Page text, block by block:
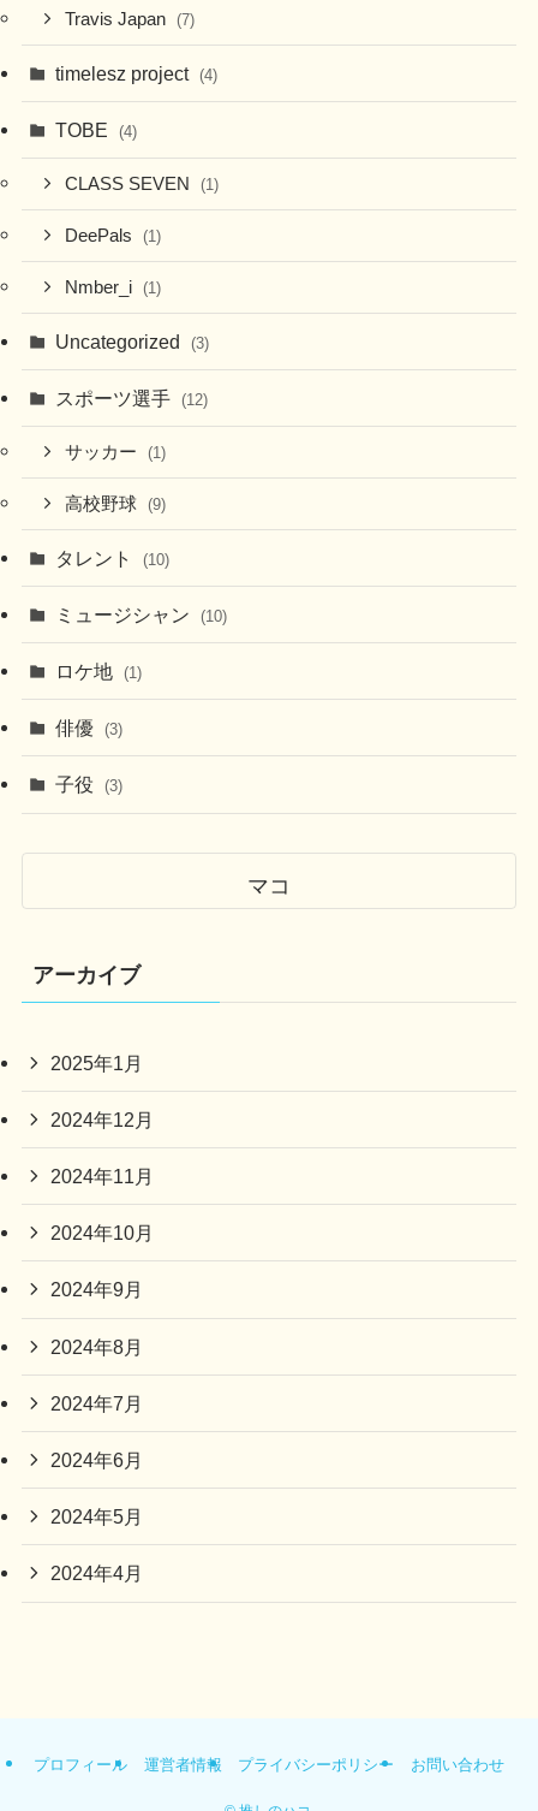
Travis Japan (7)
timelesz project (4)
TOBE (4)
CLASS SEVEN (1)
DeePals (1)
Nmber_i (1)
Uncategorized (3)
スポーツ選手 (12)
サッカー (1)
高校野球 (9)
タレント (10)
ミュージシャン (10)
ロケ地 (1)
俳優 (3)
子役 (3)
マコ
アーカイブ
2025年1月
2024年12月
2024年11月
2024年10月
2024年9月
2024年8月
2024年7月
2024年6月
2024年5月
2024年4月
プロフィール 運営者情報 プライバシーポリシー お問い合わせ